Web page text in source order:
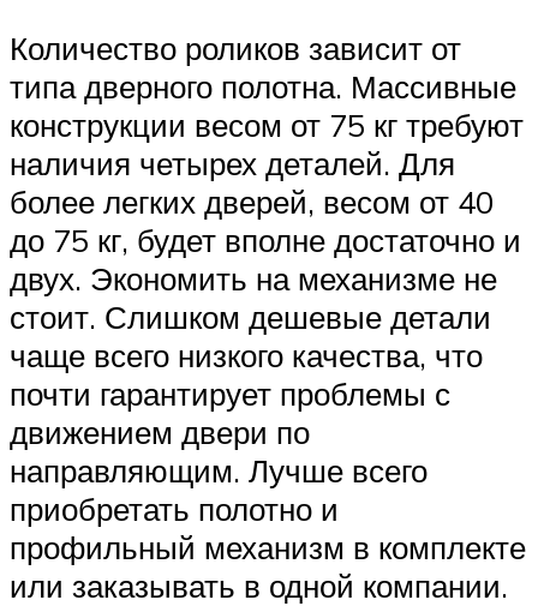
Количество роликов зависит от
типа дверного полотна. Массивные
конструкции весом от 75 кг требуют
наличия четырех деталей. Для
более легких дверей, весом от 40
до 75 кг, будет вполне достаточно и
двух. Экономить на механизме не
стоит. Слишком дешевые детали
чаще всего низкого качества, что
почти гарантирует проблемы с
движением двери по
направляющим. Лучше всего
приобретать полотно и
профильный механизм в комплекте
или заказывать в одной компании.